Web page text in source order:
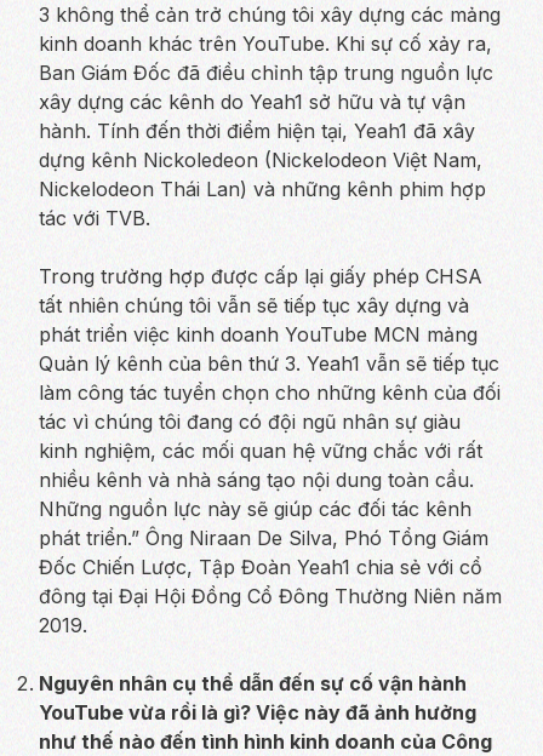
3 không thể cản trở chúng tôi xây dựng các mảng
kinh doanh khác trên YouTube. Khi sự cố xảy ra,
Ban Giám Đốc đã điều chỉnh tập trung nguồn lực
xây dựng các kênh do Yeah1 sở hữu và tự vận
hành. Tính đến thời điểm hiện tại, Yeah1 đã xây
dựng kênh Nickoledeon (Nickelodeon Việt Nam,
Nickelodeon Thái Lan) và những kênh phim hợp
tác với TVB.
Trong trường hợp được cấp lại giấy phép CHSA
tất nhiên chúng tôi vẫn sẽ tiếp tục xây dựng và
phát triển việc kinh doanh YouTube MCN mảng
Quản lý kênh của bên thứ 3. Yeah1 vẫn sẽ tiếp tục
làm công tác tuyển chọn cho những kênh của đối
tác vì chúng tôi đang có đội ngũ nhân sự giàu
kinh nghiệm, các mối quan hệ vững chắc với rất
nhiều kênh và nhà sáng tạo nội dung toàn cầu.
Những nguồn lực này sẽ giúp các đối tác kênh
phát triển.” Ông Niraan De Silva, Phó Tổng Giám
Đốc Chiến Lược, Tập Đoàn Yeah1 chia sẻ với cổ
đông tại Đại Hội Đồng Cổ Đông Thường Niên năm
2019.
Nguyên nhân cụ thể dẫn đến sự cố vận hành
YouTube vừa rồi là gì? Việc này đã ảnh hưởng
như thế nào đến tình hình kinh doanh của Công